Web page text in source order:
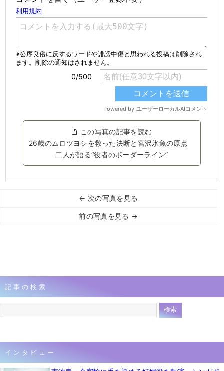
この写真の記事を読む
26歳のムロツヨシを救った決断と宮沢氷魚の原点
二人が語る“役者のボーダーライン”
← 次の写真を見る
前の写真を見る →
記事の検索
インタビュー